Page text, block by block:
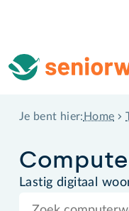
Je bent hier: Home
Lastig digitaal